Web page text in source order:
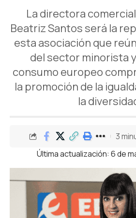
La directora comercial
Beatriz Santos será la
esta asociación que
del sector minorista
consumo europeo
la promoción de la
la
Última actualización: 6 de
3